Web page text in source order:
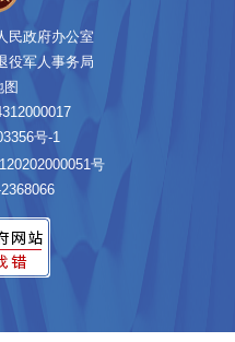
民政府办公室
役军人事务局
图
号-1
号